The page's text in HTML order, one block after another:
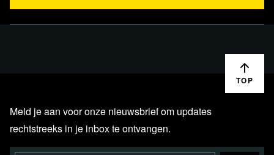
TOP
Meld je aan voor onze nieuwsbrief om updates
rechtstreeks in je inbox te ontvangen.